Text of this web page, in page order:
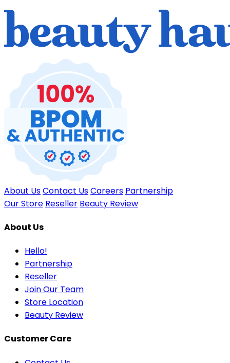
About UsContact UsCareers Partnership
Our Store Reseller Beauty Review
About Us
Hello!
Partnership
Reseller
Join Our Team
Store Location
Beauty Review
Customer Care